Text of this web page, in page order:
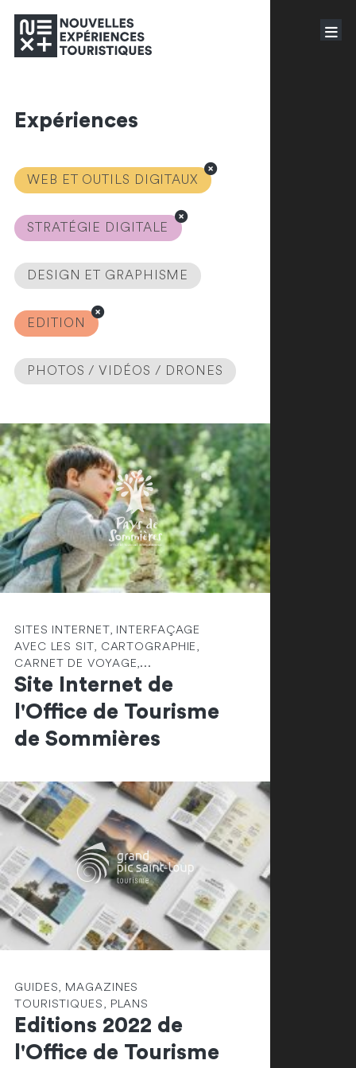
Expériences
WEB ET OUTILS DIGITAUX
STRATÉGIE DIGITALE
DESIGN ET GRAPHISME
EDITION
PHOTOS / VIDÉOS / DRONES
SITES INTERNET, INTERFAÇAGE
AVEC LES SIT, CARTOGRAPHIE,
CARNET DE VOYAGE,...
Site Internet de
l'Office de Tourisme
de Sommières
GUIDES, MAGAZINES
TOURISTIQUES, PLANS
Editions 2022 de
l'Office de Tourisme